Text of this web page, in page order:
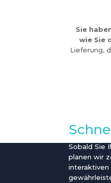
Sie
wie Sie
Lieferung,
Sobald Sie
planen wir
interaktiven